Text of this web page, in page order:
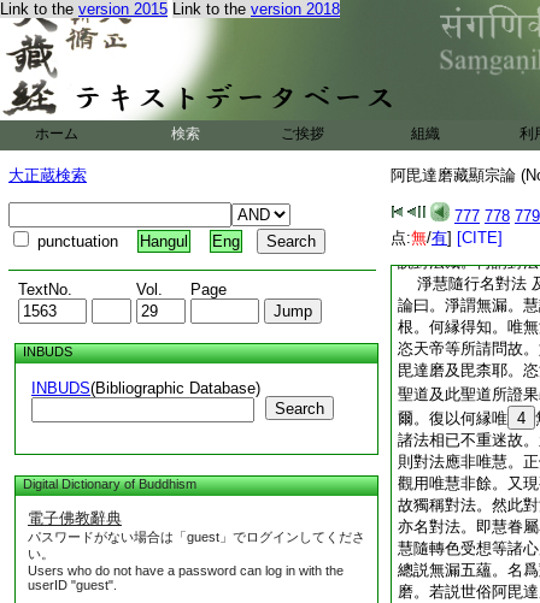
Link to the version 2015 Link to the version 2018
ホーム 検索 ご挨拶 組織 利
大正蔵検索
punctuation Hangul Eng
TextNo. Vol. Page
INBUDS
INBUDS(Bibliographic Database)
Search
Digital Dictionary of Buddhism
電子佛教辭典
パスワードがない場合は「guest」でログインしてくださ
い。
Users who do not have a password can log in with the
userID "guest".
阿毘達磨藏顯宗論
777 778 779
点:無/有] [CITE]
是無知覆實義故。
不生。故稱爲滅。
切種諸冥滅拔衆生
大悲。授如應言拔
者。稽首具前自他
意樂隨眠智等闕故
流通。彼所立教。
言滅諸惡障。標嘉
説對法藏。何謂對
淨慧隨行名對法
論曰。淨謂無漏。
根。何縁得知。唯
恣天帝等所請問故
毘達磨及毘柰耶。
聖道及此聖道所證
爾。復以何縁唯 4
諸法相已不重迷故
則對法應非唯慧。
觀用唯慧非餘。又
故獨稱對法。然此
亦名對法。即慧眷
慧隨轉色受想等諸
總説無漏五蘊。名
磨。若説世俗阿毘